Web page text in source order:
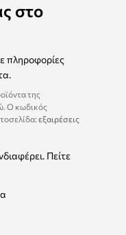
στο
πληροφορίες
της
Ο κωδικός
εξαιρέσεις
Πείτε